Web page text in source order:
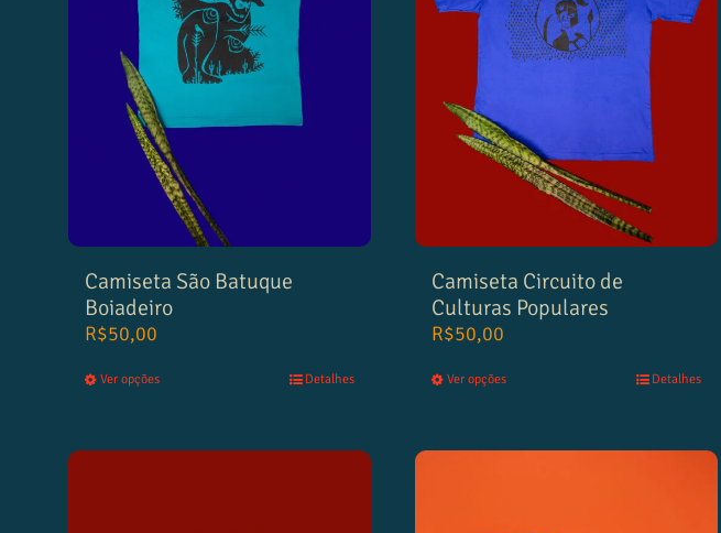
Camiseta São Batuque
Boiadeiro
R$50,00
Ver opções Detalhes
Camiseta Circuito de
Culturas Populares
R$50,00
Ver opções Detalhes